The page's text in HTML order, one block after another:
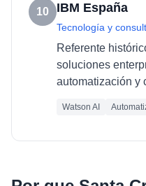
10 IBM España
Tecnología y
Referente
soluciones
automatización y
Watson AI